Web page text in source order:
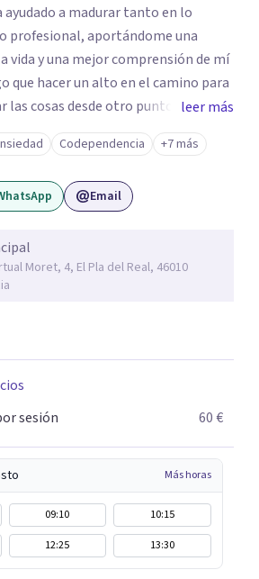
ayudado a madurar tanto en lo
profesional, aportándome una
vida y una mejor comprensión de mí
que hacer un alto en el camino para
las cosas desde otro punto de vista
creciendo como persona.
a ayudar a las personas a superar
las barreras que las limitan y
de forma que puedan llevar la
leer más
Codependencia +7 más
Email
Moret, 4, El Pla del Real, 46010
sesión
60 €
Más horas
09:10
10:15
12:25 13:30